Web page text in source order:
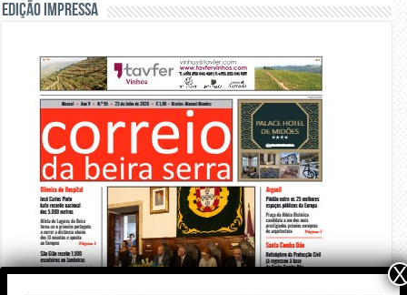
Edição Impressa
X